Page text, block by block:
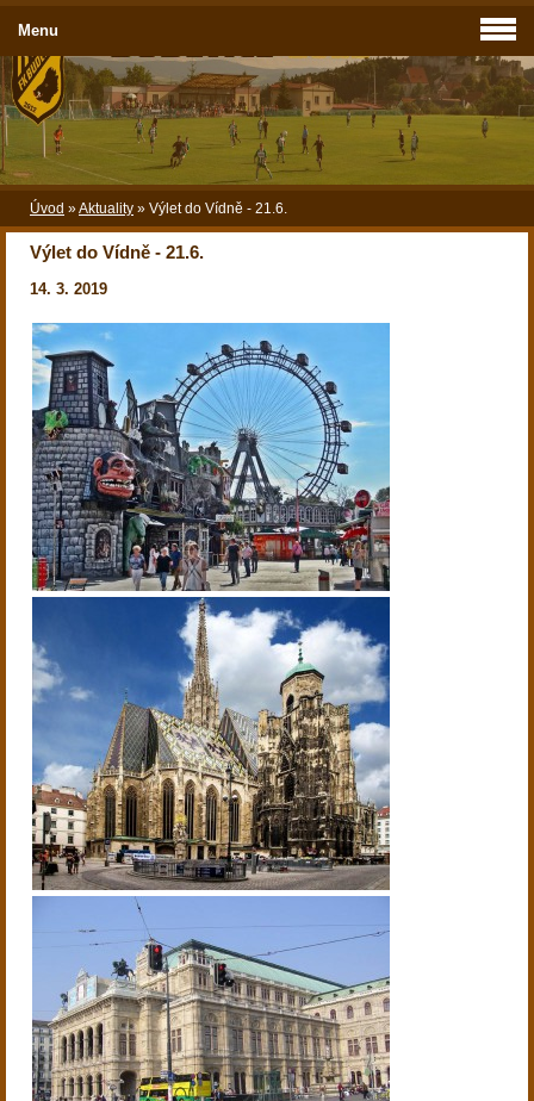
Úvod »Aktuality » Výlet do Vídně - 21.6.
Výlet do Vídně - 21.6.
14. 3. 2019
Menu